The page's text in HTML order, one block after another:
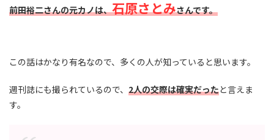
前田裕二さんの元カノは、石原さとみさんです。
この話はかなり有名なので、多くの人が知っていると思います。
週刊誌にも撮られているので、 2人の交際は確実だったと言えま
す。